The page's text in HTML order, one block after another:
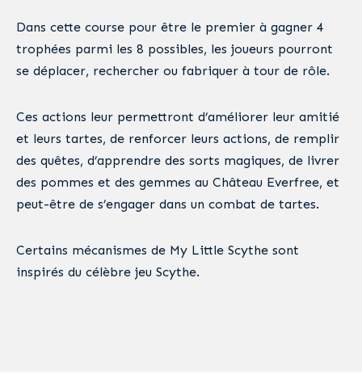
Dans cette course pour être le premier à gagner 4
trophées parmi les 8 possibles, les joueurs pourront
se déplacer, rechercher ou fabriquer à tour de rôle.
Ces actions leur permettront d’améliorer leur amitié
et leurs tartes, de renforcer leurs actions, de remplir
des quêtes, d’apprendre des sorts magiques, de livrer
des pommes et des gemmes au Château Everfree, et
peut-être de s’engager dans un combat de tartes.
Certains mécanismes de My Little Scythe sont
inspirés du célèbre jeu Scythe.